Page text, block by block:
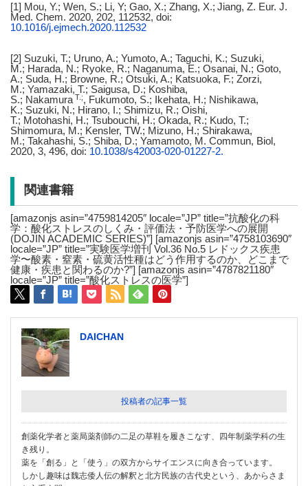
[1] Mou, Y.; Wen, S.; Li, Y; Gao, X.; Zhang, X.; Jiang, Z. Eur. J.
Med. Chem. 2020, 202, 112532, doi:
10.1016/j.ejmech.2020.112532
[2] Suzuki, T.; Uruno, A.; Yumoto, A.; Taguchi, K.; Suzuki,
M.; Harada, N.; Ryoke, R.; Naganuma, E.; Osanai, N.; Goto,
A.; Suda, H.; Browne, R.; Otsuki, A.; Katsuoka, F.; Zorzi,
M.; Yamazaki, T.; Saigusa, D.; Koshiba,
S.; NakamuraT.;, Fukumoto, S.; Ikehata, H.; Nishikawa,
K.; Suzuki, N.; Hirano, I.; Shimizu, R.; Oishi,
T.; Motohashi, H.; Tsubouchi, H.; Okada, R.; Kudo, T.;
Shimomura, M.; Kensler, TW.; Mizuno, H.; Shirakawa,
M.; Takahashi, S.; Shiba, D.; Yamamoto, M. Commun, Biol,
2020, 3, 496, doi: 10.1038/s42003-020-01227-2.
関連書籍
[amazonjs asin=”4759814205″ locale=”JP” title=”抗酸化の科
学：酸化ストレスのしくみ・評価法・予防医学への展開
(DOJIN ACADEMIC SERIES)”] [amazonjs asin=”4758103690″
locale=”JP” title=”実験医学増刊 Vol.36 No.5 レドックス疾患
学〜酸素・窒素・硫黄活性種はどう作用するのか、どこまで
健康・疾患と関わるのか?”] [amazonjs asin=”4787821180″
locale=”JP” title=”酸化ストレスの医学”]
DAICHAN
投稿者の記事一覧
創薬化学者と薬局薬剤師の二足の草鞋を履きこなす、四年制薬学科の生
き残り。
薬を「創る」と「使う」の双方からサイエンスに向き合っています。
しかし趣味は魏志倭人伝の解釈と北方民族の古代史という、あからさま